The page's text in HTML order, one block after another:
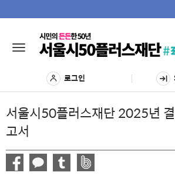
Toggle
navigation
로그인
서울시50플러스재단 2025년
고서